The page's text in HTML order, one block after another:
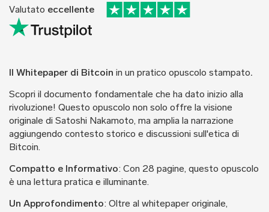
Valutato eccellente
Il Whitepaper di Bitcoin in un pratico opuscolo stampato.
Scopri il documento fondamentale che ha dato inizio alla
rivoluzione! Questo opuscolo non solo offre la visione
originale di Satoshi Nakamoto, ma amplia la narrazione
aggiungendo contesto storico e discussioni sull'etica di
Bitcoin.
Compatto e Informativo: Con 28 pagine, questo opuscolo
è una lettura pratica e illuminante.
Un Approfondimento: Oltre al whitepaper originale,